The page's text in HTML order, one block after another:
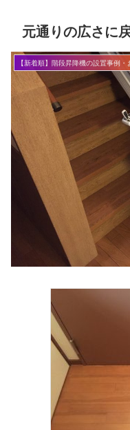
元通りの広さに
【新着順】階段昇降機の設置事例